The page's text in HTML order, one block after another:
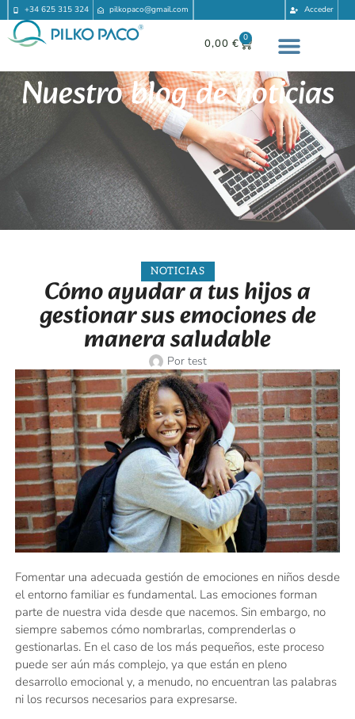
+34 625 315 324 pilkopaco@gmail.com Acceder
0,00 € 0
Nuestro blog de noticias
NOTICIAS
Cómo ayudar a tus hijos a
gestionar sus emociones de
manera saludable
Portest
Fomentar una adecuada gestión de emociones en niños desde
el entorno familiar es fundamental. Las emociones forman
parte de nuestra vida desde que nacemos. Sin embargo, no
siempre sabemos cómo nombrarlas, comprenderlas o
gestionarlas. En el caso de los más pequeños, este proceso
puede ser aún más complejo, ya que están en pleno
desarrollo emocional y, a menudo, no encuentran las palabras
ni los recursos necesarios para expresarse.